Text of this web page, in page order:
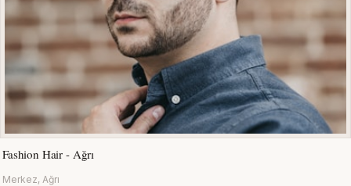
Fashion Hair - Ağrı
Merkez, Ağrı